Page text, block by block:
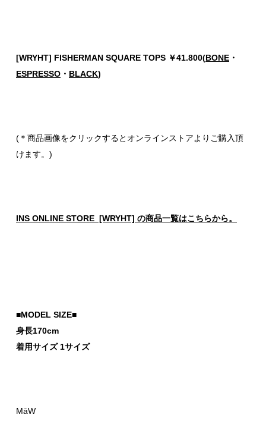
[WRYHT] FISHERMAN SQUARE TOPS ￥41.800(BONE ・
ESPRESSO ・ BLACK)
(＊商品画像をクリックするとオンラインストアよりご購入頂
けます。)
INS ONLINE STORE [WRYHT] の商品一覧はこちらから。
■MODEL SIZE■
身長170cm
着用サイズ 1サイズ
MāW